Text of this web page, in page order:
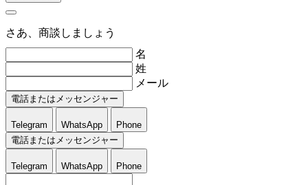
さあ、商談しましょう
名
姓
メール
電話またはメッセンジャー
Telegram WhatsApp
Phone
電話またはメッセンジャー
Telegram WhatsApp Phone